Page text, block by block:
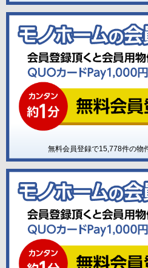
無料会員登録で15,778件の物